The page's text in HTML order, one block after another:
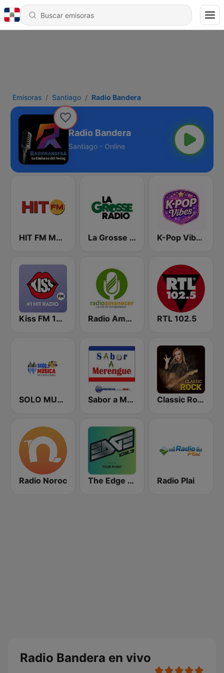
Emisoras Santiago Radio Bandera
Radio Bandera
Santiago - Online
HIT FM Moldova La Grosse Radio Reggae K-Pop Vibes
Kiss FM 100.9 FM Radio Amanecer Internacional RTL 102.5
SOLO MUSICA INTERNACIONAL Sabor a Merengue Classic Rock Station
Radio Noroc The Edge 105 FM Radio Plai
Radio Bandera en vivo